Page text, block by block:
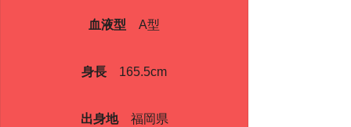
血液型 A型
身長 165.5cm
出身地 福岡県